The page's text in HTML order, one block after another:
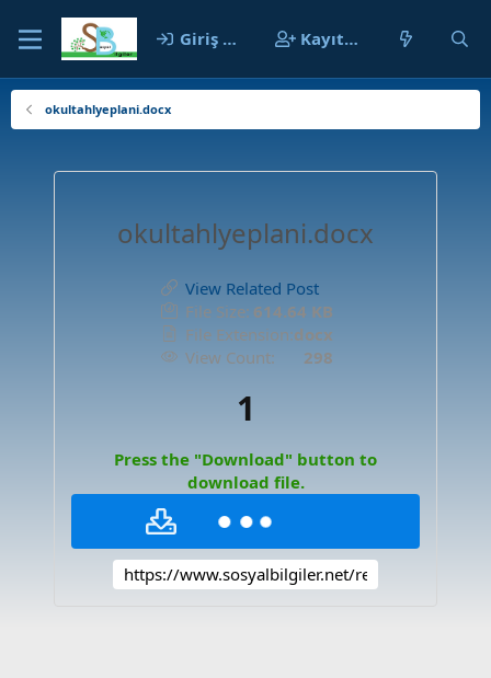
Giriş yap Kayıt ol
okultahlyeplani.docx
okultahlyeplani.docx
View Related Post
File Size: 614.64 KB
File Extension:docx
View Count:
298
1
Press the "Download" button to
download file.